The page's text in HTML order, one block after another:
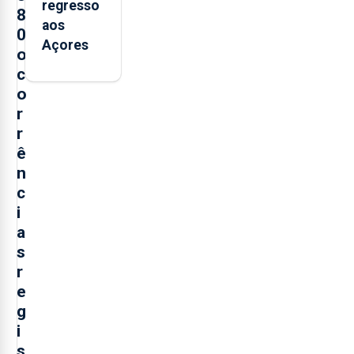
8
0
o
c
o
r
r
ê
n
c
i
a
s
r
e
g
i
regresso
aos
Açores